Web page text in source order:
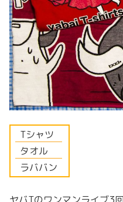
Tシャツ
タオル
ラババン